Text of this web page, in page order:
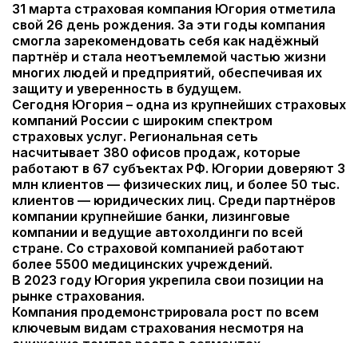
31 марта страховая компания Югория отметила
свой 26 день рождения. За эти годы компания
смогла зарекомендовать себя как надёжный
партнёр и стала неотъемлемой частью жизни
многих людей и предприятий, обеспечивая их
защиту и уверенность в будущем.
Сегодня Югория – одна из крупнейших страховых
компаний России с широким спектром
страховых услуг. Региональная сеть
насчитывает 380 офисов продаж, которые
работают в 67 субъектах РФ. Югории доверяют 3
млн клиентов — физических лиц, и более 50 тыс.
клиентов — юридических лиц. Среди партнёров
компании крупнейшие банки, лизинговые
компании и ведущие автохолдинги по всей
стране. Со страховой компанией работают
более 5500 медицинских учреждений.
В 2023 году Югория укрепила свои позиции на
рынке страхования.
Компания продемонстрировала рост по всем
ключевым видам страхования несмотря на